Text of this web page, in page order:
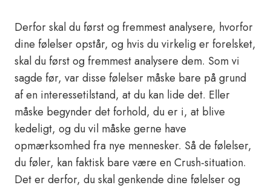
Derfor skal du først og fremmest analysere, hvorfor
dine følelser opstår, og hvis du virkelig er forelsket,
skal du først og fremmest analysere dem. Som vi
sagde før, var disse følelser måske bare på grund
af en interessetilstand, at du kan lide det. Eller
måske begynder det forhold, du er i, at blive
kedeligt, og du vil måske gerne have
opmærksomhed fra nye mennesker. Så de følelser,
du føler, kan faktisk bare være en Crush-situation.
Det er derfor, du skal genkende dine følelser og